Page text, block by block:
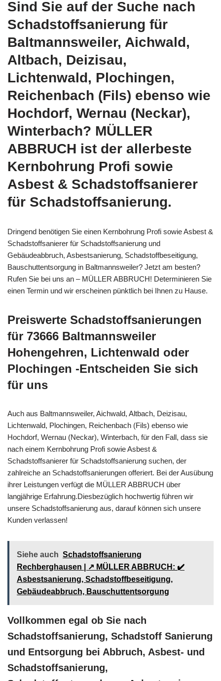
Sind Sie auf der Suche nach
Schadstoffsanierung für
Baltmannsweiler, Aichwald,
Altbach, Deizisau,
Lichtenwald, Plochingen,
Reichenbach (Fils) ebenso wie
Hochdorf, Wernau (Neckar),
Winterbach? MÜLLER
ABBRUCH ist der allerbeste
Kernbohrung Profi sowie
Asbest & Schadstoffsanierer
für Schadstoffsanierung.
Dringend benötigen Sie einen Kernbohrung Profi sowie Asbest &
Schadstoffsanierer für Schadstoffsanierung und
Gebäudeabbruch, Asbestsanierung, Schadstoffbeseitigung,
Bauschuttentsorgung in Baltmannsweiler? Jetzt am besten?
Rufen Sie bei uns an – MÜLLER ABBRUCH! Determinieren Sie
einen Termin und wir erscheinen pünktlich bei Ihnen zu Hause.
Preiswerte Schadstoffsanierungen
für 73666 Baltmannsweiler
Hohengehren, Lichtenwald oder
Plochingen -Entscheiden Sie sich
für uns
Auch aus Baltmannsweiler, Aichwald, Altbach, Deizisau,
Lichtenwald, Plochingen, Reichenbach (Fils) ebenso wie
Hochdorf, Wernau (Neckar), Winterbach, für den Fall, dass sie
nach einem Kernbohrung Profi sowie Asbest &
Schadstoffsanierer für Schadstoffsanierung suchen, der
zahlreiche an Schadstoffsanierungen offeriert. Bei der Ausübung
ihrer Leistungen verfügt die MÜLLER ABBRUCH über
langjährige Erfahrung.Diesbezüglich hochwertig führen wir
unsere Schadstoffsanierung aus, darauf können sich unsere
Kunden verlassen!
Siehe auch Schadstoffsanierung
Rechberghausen | ↗️ MÜLLER ABBRUCH: ✔️
Asbestsanierung, Schadstoffbeseitigung,
Gebäudeabbruch, Bauschuttentsorgung
Vollkommen egal ob Sie nach
Schadstoffsanierung, Schadstoff Sanierung
und Entsorgung bei Abbruch, Asbest- und
Schadstoffsanierung,